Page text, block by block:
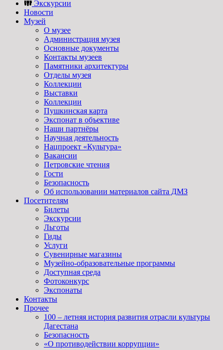
Экскурсии
Новости
Музей
О музее
Администрация музея
Основные документы
Контакты музеев
Памятники архитектуры
Отделы музея
Коллекции
Выставки
Коллекции
Пушкинская карта
Экспонат в объективе
Наши партнёры
Научная деятельность
Нацпроект «Культура»
Вакансии
Петровские чтения
Гости
Безопасность
Об использовании материалов сайта ДМЗ
Посетителям
Билеты
Экскурсии
Льготы
Гиды
Услуги
Сувенирные магазины
Музейно-образовательные программы
Доступная среда
Фотоконкурс
Экспонаты
Контакты
Прочее
100 – летняя история развития отрасли культуры
Дагестана
Безопасность
«О противодействии коррупции»